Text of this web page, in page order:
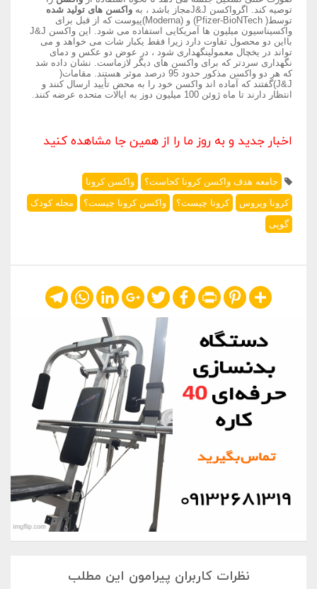
توصیه کند. اگرواکسن J&Jمجاز باشد ، به
واکسن های تولید شده
توسط( Pfizer-BioNTech) و (Moderna)پیوست که از قبل برای
واکسیناسیون میلیون ها آمریکایی استفاده می شود. این واکسن J&J
بااین دو محصول تفاوت دارد زیرا فقط یکبار شات می خواهد و می
تواند در یخچال معمولینگهداری شود ، در عوض دو عکس و دمای
نگهداری سردتر که برای واکسن های دیگر لازماست. نشان داده شد
که هر دو واکسن مذکور حدود 95 درصد موثر هستند. مقامات(
J&J)گفتند که آماده اند واکسن خود را به محض تأیید ارسال کنند و
انتظار دارند تا ماه ژوئن 100 میلیون دوز به ایالات متحده عرضه کنند.
اخبار جدید و به روز ما را از همین جا مشاهده کنید
جامعه هدف واکسن کرونا کجاست؟
واکسن کرونا
کرونا ویروس
کرونا چیست؟ واکسن کرونا چیست؟
مجله کودک
گوپی
Share
Pinterest
Print
Facebook
Twitter
Google+
LinkedIn
WhatsApp
Telegram
نظرات کاربران پیرامون این مطلب